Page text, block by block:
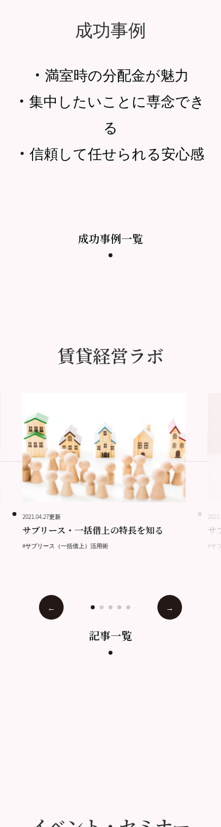
成功事例
・ 満室時の分配金が魅力
・ 集中したいことに専念でき
る
・ 信頼して任せられる安心感
成功事例一覧
賃貸経営ラボ
2021.04.27更新
サブリース・一括借上の特長を知る
#サブリース（一括借上）活用術
サ
#サ
記事一覧